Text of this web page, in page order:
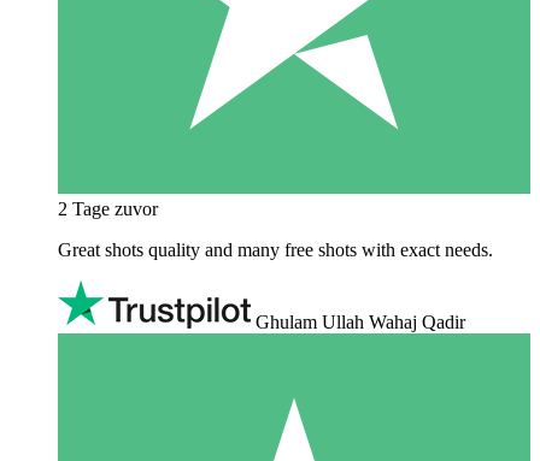
2 Tage zuvor
Great shots quality and many free shots with exact needs.
Ghulam Ullah Wahaj Qadir